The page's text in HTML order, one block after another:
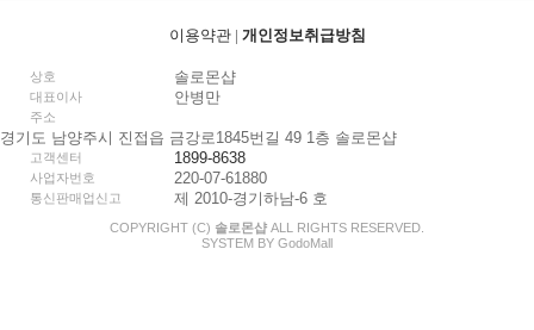
이용약관| 개인정보취급방침
상호 솔로몬샵
대표이사 안병만
주소
경기도 남양주시 진접읍 금강로1845번길 49 1층 솔로몬샵
고객센터 1899-8638
사업자번호 220-07-61880
통신판매업신고 제 2010-경기하남-6 호
COPYRIGHT (C) 솔로몬샵 ALL RIGHTS RESERVED.
SYSTEM BY GodoMall